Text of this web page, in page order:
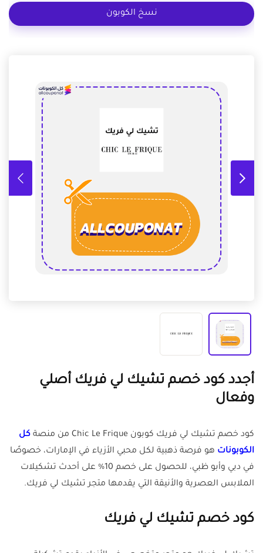
نسخ الكوبون
أجدد كود خصم تشيك لي فريك أصلي
وفعال
كود خصم تشيك لي فريك كوبون Chic Le Frique من منصة
كل
الكوبونات هو فرصة ذهبية لكل محبي الأزياء في الإمارات، خصوصًا
في دبي وأبو ظبي، للحصول على خصم 10% على أحدث تشكيلات
الملابس العصرية والأنيقة التي يقدمها متجر تشيك لي فريك.
كود خصم تشيك لي فريك